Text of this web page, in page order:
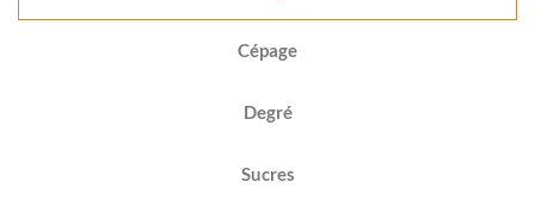
Cépage
Degré
Sucres